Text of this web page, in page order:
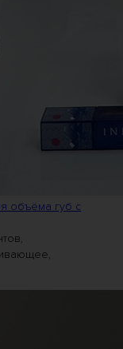
объёма губ с